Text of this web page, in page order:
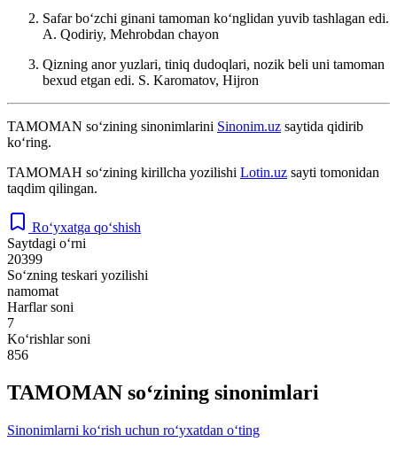
Safar boʻzchi ginani tamoman koʻnglidan yuvib tashlagan edi.
A. Qodiriy, Mehrobdan chayon
Qizning anor yuzlari, tiniq dudoqlari, nozik beli uni tamoman
bexud etgan edi. S. Karomatov, Hijron
TAMOMAN so‘zining sinonimlarini Sinonim.uz saytida qidirib
ko‘ring.
ТАМОМАН so‘zining kirillcha yozilishi Lotin.uz sayti tomonidan
taqdim qilingan.
Ro‘yxatga qo‘shish
Saytdagi o‘rni
20399
So‘zning teskari yozilishi
namomat
Harflar soni
7
Ko‘rishlar soni
856
TAMOMAN so‘zining sinonimlari
Sinonimlarni ko‘rish uchun ro‘yxatdan o‘ting